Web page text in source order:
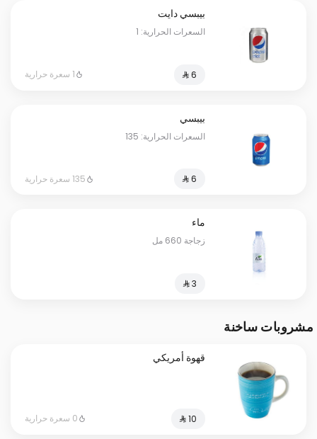
بيبسي دايت
السعرات الحرارية: 1
1 سعرة حرارية
بيبسي
السعرات الحرارية: 135
135 سعرة حرارية
ماء
زجاجة 660 مل
مشروبات ساخنة
قهوة أمريكي
0 سعرة حرارية